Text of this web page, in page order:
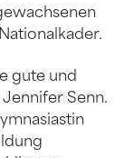
gute und
Senn.